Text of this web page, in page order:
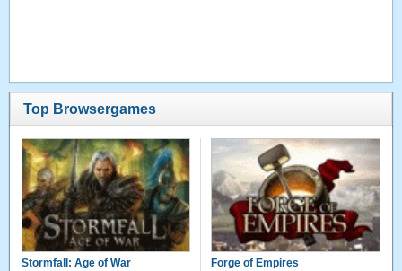
Top Browsergames
Stormfall: Age of War Forge of Empires